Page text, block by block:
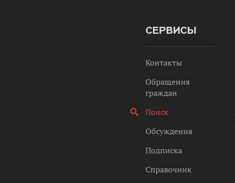
СЕРВИСЫ
Контакты
Обращения
граждан
Поиск
Обсуждения
Подписка
Справочник